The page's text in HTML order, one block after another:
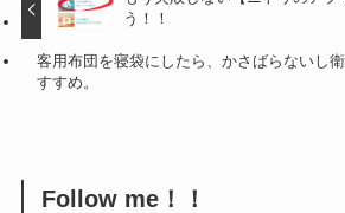
う！！
客用布団を寝袋にしたら、かさばらないし
すすめ。
Follow me！！